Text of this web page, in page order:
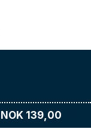
NOK 139,00